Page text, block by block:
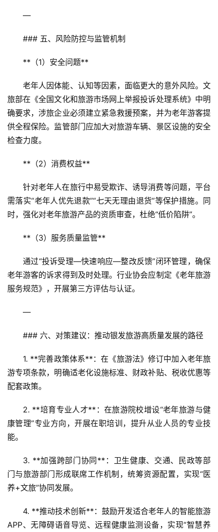
—
### 五、风险防控与监管机制
**（1）安全问题**
老年人因体能、认知等因素，面临更大的意外风险。文
旅部在《全国文化和旅游市场网上举报投诉处理系统》中明
确要求，涉旅企业必须建立紧急救援预案，并为老年游客提
供全程保险。监管部门应加大对旅游车辆、景区设施的安全
检查力度。
**（2）消费权益**
针对老年人在旅行中易受欺诈、诱导消费等问题，平台
需落实“老年人优先退款”“七天无理由退货”等保护措施。同
时，强化对老年旅游产品的资质审查，杜绝“低价陷阱”。
**（3）服务质量监管**
通过“投诉受理—快速响应—整改反馈”闭环管理，确保
老年游客的诉求得到及时处理。行业协会应制定《老年旅游
服务规范》，开展第三方评估与认证。
—
### 六、对策建议：推动银发旅游高质量发展的路径
1. **完善政策体系**：在《旅游法》修订中加入老年旅
游专项条款，明确适老化设施标准、财政补贴、税收优惠等
配套政策。
2. **培育专业人才**：在旅游院校增设“老年旅游与健
康管理”专业方向，开展在职培训，提升从业人员的专业技
能。
3. **加强跨部门协同**：卫生健康、交通、民政等部
门与旅游部门形成联席工作机制，统筹资源配置，实现“医
养+文旅”协同发展。
4. **推动技术创新**：鼓励开发适合老年人的智能旅游
APP、无障碍语音导览、远程健康监测设备，实现“智慧养